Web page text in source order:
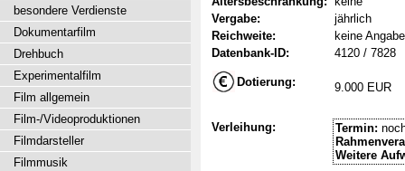
Vergabe:
jährlich
Reichweite:
keine Angabe
Datenbank-ID:
4120 / 7828
Dotierung: 9.000 EUR
Verleihung: Termin:
Weitere
besondere Verdienste
Dokumentarfilm
Drehbuch
Experimentalfilm
Film allgemein
Film-/Videoproduktionen
Filmdarsteller
Filmmusik